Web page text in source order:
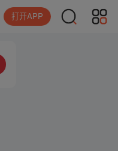
打开APP